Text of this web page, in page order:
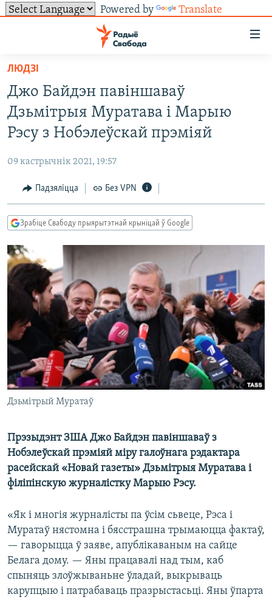
Powered by Translate
ўнівэрсальнага
доступу
Перайсьці
да
галоўнага
зьместу
Перайсьці
да
навігацыі
Перайсьці
да
ВІДЭА І ФОТА
ПАЛІТЫКА
ЭКАНОМІКА
ПАЛІТВЯЗЬНІ
КУЛЬТУРА
КАЛЯНДАР
ТОЛЬКІ НА СВАБОДЗЕ
ГІСТОРЫЯ НА СВАБОДЗЕ
ПАДКАСТЫ
PREMIUM
НА ХВАЛЯХ СВАБОДЫ
СУВЯЗЬ
ПАДЗЯЛІЦЦА ІНФАРМАЦЫЯЙ
ПАДКАСТЫ
Усе сайты РС/РСЭ
ЛЮДЗІ
Джо Байдэн павіншаваў
Дзьмітрыя Муратава і Марыю
Рэсу з Нобэлеўскай прэміяй
09 кастрычнік 2021, 19:57
Падзяліцца Без VPN
Зрабіце Свабоду прыярытэтнай крыніцай ў Google
Дзьмітрый Муратаў
Прэзыдэнт ЗША Джо Байдэн павіншаваў з
Нобэлеўскай прэміяй міру галоўнага рэдактара
расейскай «Новай газеты» Дзьмітрыя Муратава і
філіпінскую журналістку Марыю Рэсу.
«Як і многія журналісты па ўсім сьвеце, Рэса і
Муратаў нястомна і бясстрашна трымаюцца фактаў,
— гаворыцца ў заяве, апублікаваным на сайце
Белага дому. — Яны працавалі над тым, каб
спыняць злоўжываньне ўладай, выкрываць
карупцыю і патрабаваць празрыстасьці. Яны ўпарта